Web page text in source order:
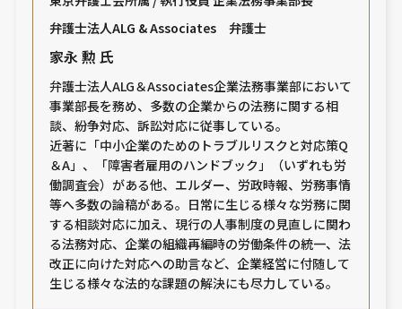
弁護士法人ALG & Associates 弁護士
家永 勲 氏
弁護士法人ALG＆Associates企業法務事業部において
事業部長を務め、多数の企業からの法務に関する相
談、紛争対応、訴訟対応に従事している。
近著に「中小企業のためのトラブルリスクと対応策Q
＆A」、「障害者雇用のハンドブック」（いずれも労
働調査会）がある他、エルダー、労政時報、労務事情
等へ多数の論稿がある。日常に生じる様々な労務に関
する相談対応に加え、現行の人事制度の見直しに関わ
る法務対応、企業の組織再編時の労働条件の統一、法
改正に向けた対応への助言など、企業経営に付随して
生じる様々な法的な課題の解決にも尽力している。